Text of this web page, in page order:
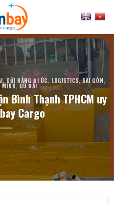
,GỬI HÀNG ĐI ÚC, LOGISTICS,SÀI GÒN,
MINH, ƯU ĐÃI
Bình Thạnh TPHCM uy
Cargo